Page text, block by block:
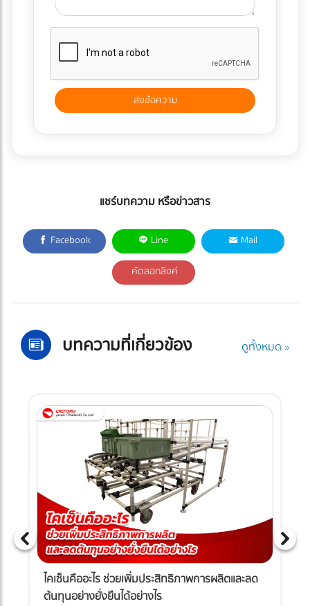
แชร์บทความ หรือข่าวสาร
Facebook Line Mail
คัดลอกลิงค์
บทความที่เกี่ยวข้อง ดูทั้งหมด »
ไคเซ็นคืออะไร ช่วยเพิ่มประสิทธิภาพการผลิตและลด
ต้นทุนอย่างยั่งยืนได้อย่างไร